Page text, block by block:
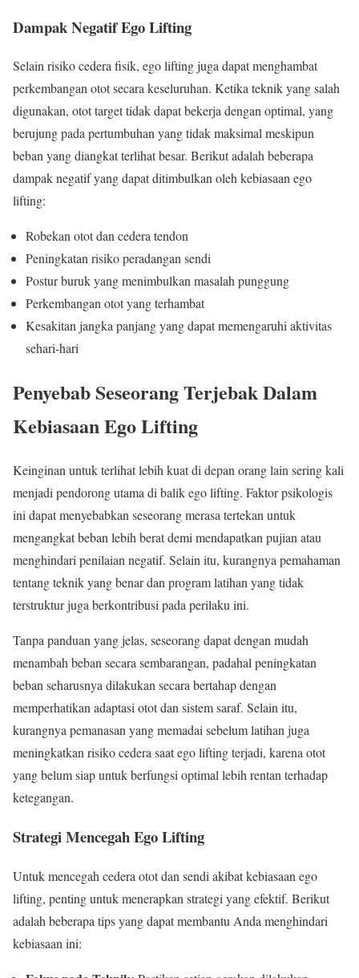
Dampak Negatif Ego Lifting
Selain risiko cedera fisik, ego lifting juga dapat menghambat
perkembangan otot secara keseluruhan. Ketika teknik yang salah
digunakan, otot target tidak dapat bekerja dengan optimal, yang
berujung pada pertumbuhan yang tidak maksimal meskipun
beban yang diangkat terlihat besar. Berikut adalah beberapa
dampak negatif yang dapat ditimbulkan oleh kebiasaan ego
lifting:
Robekan otot dan cedera tendon
Peningkatan risiko peradangan sendi
Postur buruk yang menimbulkan masalah punggung
Perkembangan otot yang terhambat
Kesakitan jangka panjang yang dapat memengaruhi aktivitas
sehari-hari
Penyebab Seseorang Terjebak Dalam
Kebiasaan Ego Lifting
Keinginan untuk terlihat lebih kuat di depan orang lain sering kali
menjadi pendorong utama di balik ego lifting. Faktor psikologis
ini dapat menyebabkan seseorang merasa tertekan untuk
mengangkat beban lebih berat demi mendapatkan pujian atau
menghindari penilaian negatif. Selain itu, kurangnya pemahaman
tentang teknik yang benar dan program latihan yang tidak
terstruktur juga berkontribusi pada perilaku ini.
Tanpa panduan yang jelas, seseorang dapat dengan mudah
menambah beban secara sembarangan, padahal peningkatan
beban seharusnya dilakukan secara bertahap dengan
memperhatikan adaptasi otot dan sistem saraf. Selain itu,
kurangnya pemanasan yang memadai sebelum latihan juga
meningkatkan risiko cedera saat ego lifting terjadi, karena otot
yang belum siap untuk berfungsi optimal lebih rentan terhadap
ketegangan.
Strategi Mencegah Ego Lifting
Untuk mencegah cedera otot dan sendi akibat kebiasaan ego
lifting, penting untuk menerapkan strategi yang efektif. Berikut
adalah beberapa tips yang dapat membantu Anda menghindari
kebiasaan ini: